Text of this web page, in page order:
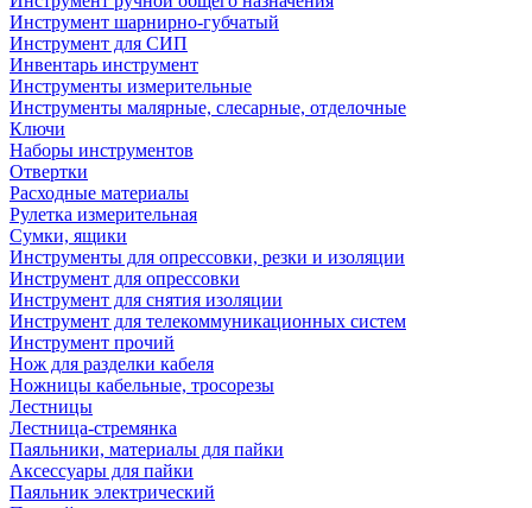
Инструмент шарнирно-губчатый
Инструмент для СИП
Инвентарь инструмент
Инструменты измерительные
Инструменты малярные, слесарные, отделочные
Ключи
Наборы инструментов
Отвертки
Расходные материалы
Рулетка измерительная
Сумки, ящики
Инструменты для опрессовки, резки и изоляции
Инструмент для опрессовки
Инструмент для снятия изоляции
Инструмент для телекоммуникационных систем
Инструмент прочий
Нож для разделки кабеля
Ножницы кабельные, тросорезы
Лестницы
Лестница-стремянка
Паяльники, материалы для пайки
Аксессуары для пайки
Паяльник электрический